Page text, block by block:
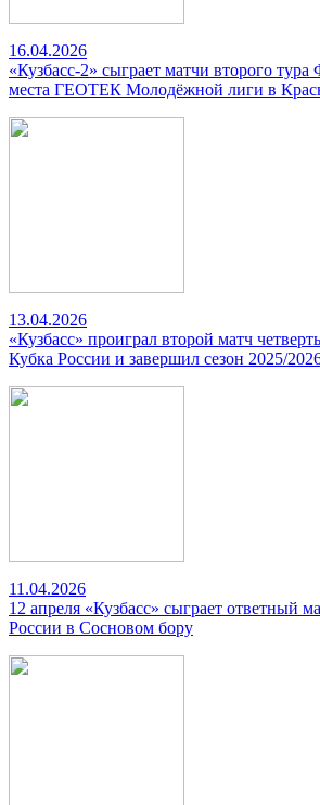
16.04.2026
«Кузбасс-2» сыграет матчи второго тура
места ГЕОТЕК Молодёжной лиги в
13.04.2026
«Кузбасс» проиграл второй матч
Кубка России и завершил сезон 2025/
11.04.2026
12 апреля «Кузбасс» сыграет ответный
России в Сосновом бору